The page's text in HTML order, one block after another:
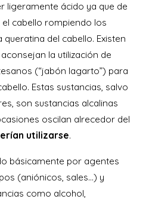
ligeramente ácido ya que de
cabello rompiendo los
del cabello. Existen
la utilización de
(“jabón lagarto”) para
Estas sustancias, salvo
son sustancias alcalinas
oscilan alrecedor del
utilizarse.
básicamente por agentes
(aniónicos, sales…) y
como alcohol,